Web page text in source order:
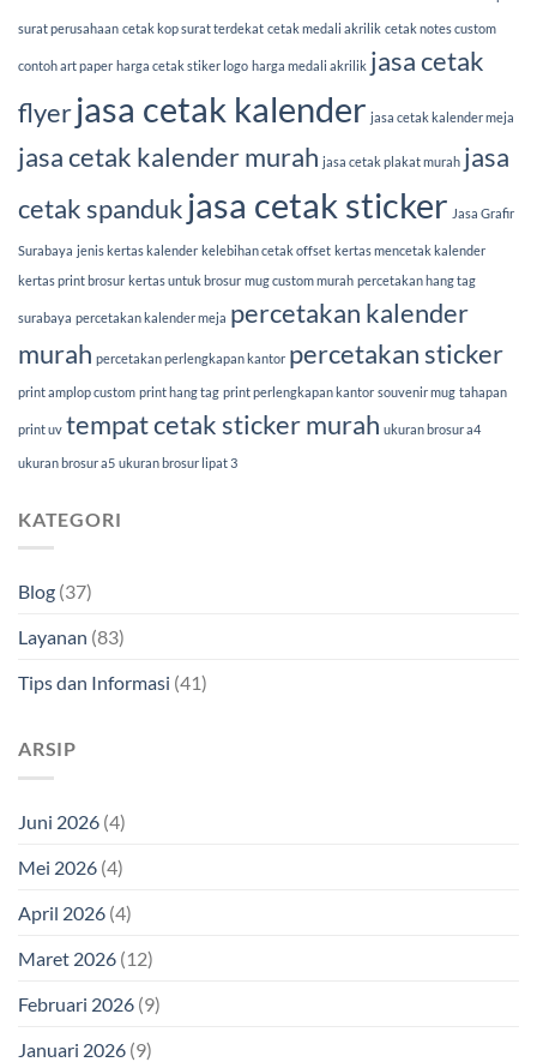
surat perusahaan cetak kop surat terdekat cetak medali akrilik cetak notes custom
contoh art paper harga cetak stiker logo harga medali akrilik jasa cetak
flyerjasa cetak kalender jasa cetak kalender meja
jasa cetak kalender murah jasa cetak plakat murah jasa
cetak spanduk jasa cetak sticker Jasa Grafir
Surabaya jenis kertas kalender kelebihan cetak offset kertas mencetak kalender
kertas print brosur kertas untuk brosur mug custom murah percetakan hang tag
surabaya percetakan kalender meja percetakan kalender
murah percetakan perlengkapan kantor percetakan sticker
print amplop custom print hang tag print perlengkapan kantor souvenir mug tahapan
print uv tempat cetak sticker murah ukuran brosur a4
ukuran brosur a5 ukuran brosur lipat 3
KATEGORI
Blog (37)
Layanan (83)
Tips dan Informasi (41)
ARSIP
Juni 2026 (4)
Mei 2026 (4)
April 2026 (4)
Maret 2026 (12)
Februari 2026 (9)
Januari 2026 (9)